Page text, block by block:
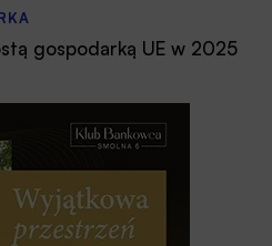
gospodarką UE w 2025